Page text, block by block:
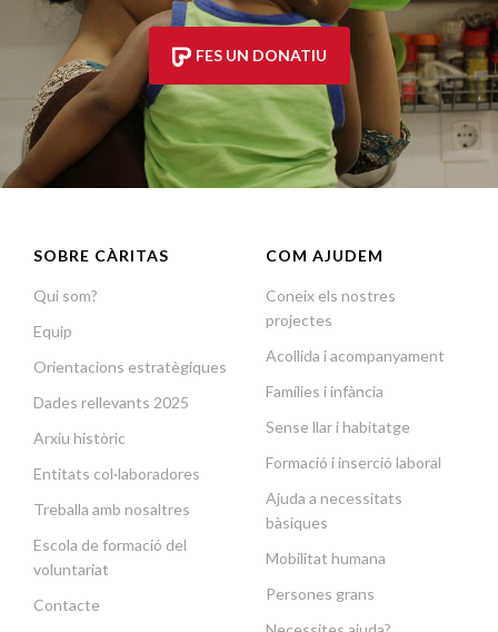
FES UN DONATIU
SOBRE CÀRITAS
Qui som?
Equip
Orientacions estratègiques
Dades rellevants 2025
Arxiu històric
Entitats col·laboradores
Treballa amb nosaltres
Escola de formació del
voluntariat
Contacte
COM AJUDEM
Coneix els nostres
projectes
Acollida i acompanyament
Famílies i infància
Sense llar i habitatge
Formació i inserció laboral
Ajuda a necessitats
bàsiques
Mobilitat humana
Persones grans